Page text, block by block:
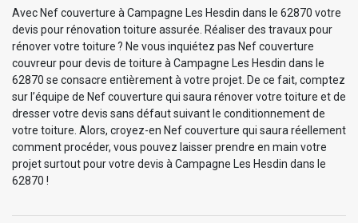
Avec Nef couverture à Campagne Les Hesdin dans le 62870 votre
devis pour rénovation toiture assurée. Réaliser des travaux pour
rénover votre toiture ? Ne vous inquiétez pas Nef couverture
couvreur pour devis de toiture à Campagne Les Hesdin dans le
62870 se consacre entièrement à votre projet. De ce fait, comptez
sur l’équipe de Nef couverture qui saura rénover votre toiture et de
dresser votre devis sans défaut suivant le conditionnement de
votre toiture. Alors, croyez-en Nef couverture qui saura réellement
comment procéder, vous pouvez laisser prendre en main votre
projet surtout pour votre devis à Campagne Les Hesdin dans le
62870 !